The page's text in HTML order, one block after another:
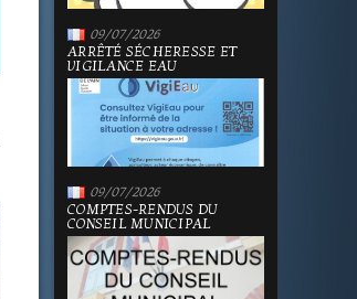
09/07/2026
ARRÊTÉ SÉCHERESSE ET
VIGILANCE EAU
09/07/2026
COMPTES-RENDUS DU
CONSEIL MUNICIPAL